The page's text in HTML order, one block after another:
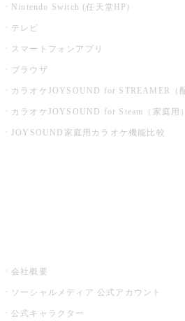
Nintendo Switch (任天堂HP)
テレビ
スマートフォンアプリ
ブラウザ
カラオケJOYSOUND for STREAMER（
カラオケJOYSOUND for Steam（家庭用）
JOYSOUND家庭用カラオケ機能比較
会社概要
ソーシャルメディア 公式アカウント
公式キャラクター